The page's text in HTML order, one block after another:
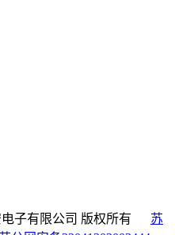
电子有限公司 版权所有 苏